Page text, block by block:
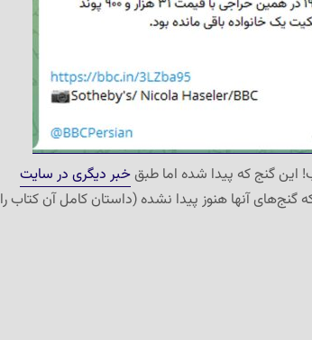
این گنج که پیدا شده اما طبقخبر دیگری در سایت
گنج‌های آنها هنوز پیدا نشده (داستان کامل آن کتاب را